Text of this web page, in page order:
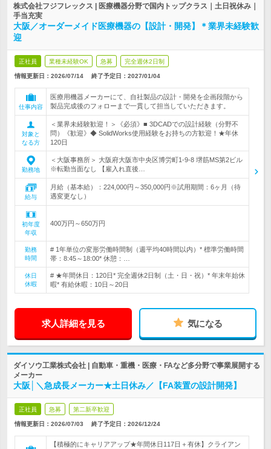
株式会社フジフレックス | 医療機器分野で国内トップクラス｜土日祝休み｜
手当充実
大阪／オーダーメイド医療機器の【設計・開発】＊業界未経験歓
迎
正社員 業種未経験OK 急募 完全週休2日制
情報更新日：2026/07/14 終了予定日： 2027/01/04
仕事内容
医療用機器メーカーにて、自社製品の設計・開発を企画段階から
製品完成後のフォローまで一貫して担当していただきます。
対象と
なる方
＜業界未経験歓迎！＞《必須》■ 3DCADでの設計経験（分野不
問）《歓迎》◆ SolidWorks使用経験をお持ちの方歓迎！★年休
120日
勤務地
＜大阪事務所＞ 大阪府大阪市中央区博労町1-9-8 堺筋MS第2ビル
※転勤当面なし 【雇入れ直後…
給与
月給（基本給）：224,000円～350,000円※試用期間：6ヶ月（待
遇変更なし）
初年度
年収
400万円～650万円
勤務
時間
# 1年単位の変形労働時間制（週平均40時間以内）* 標準労働時間
帯：8:45～18:00* 休憩：…
休日
休暇
# ★年間休日：120日* 完全週休2日制（土・日・祝）* 年末年始休
暇* 有給休暇：10日～20日
求人詳細を見る 気になる
ダイソウ工業株式会社 | 自動車・重機・医療・FAなど多分野で事業展開する
メーカー
大阪│＼急成長メーカー★土日休み／【FA装置の設計開発】
正社員 急募 第二新卒歓迎
情報更新日：2026/07/03 終了予定日： 2026/12/24
【積極的にキャリアアップ★年間休日117日＋有休】クライアン